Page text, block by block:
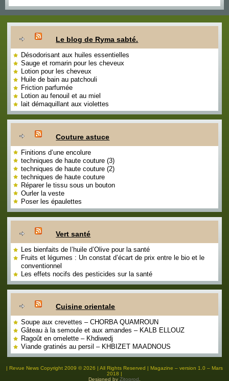
Le blog de Ryma sabté.
Désodorisant aux huiles essentielles
Sauge et romarin pour les cheveux
Lotion pour les cheveux
Huile de bain au patchouli
Friction parfumée
Lotion au fenouil et au miel
lait démaquillant aux violettes
Couture astuce
Finitions d’une encolure
techniques de haute couture (3)
techniques de haute couture (2)
techniques de haute couture
Réparer le tissu sous un bouton
Ourler la veste
Poser les épaulettes
Vert santé
Les bienfaits de l’huile d’Olive pour la santé
Fruits et légumes : Un constat d’écart de prix entre le bio et le
conventionnel
Les effets nocifs des pesticides sur la santé
Cuisine orientale
Soupe aux crevettes – CHORBA QUAMROUN
Gâteau à la semoule et aux amandes – KALB ELLOUZ
Ragoût en omelette – Khdiwedj
Viande gratinés au persil – KHBIZET MAADNOUS
| Revue News Copyright 2009 © 2026 | All Rights Reserved | Magazine – version 1.0 – Mars
2018 |
Designed by Zitoprod .